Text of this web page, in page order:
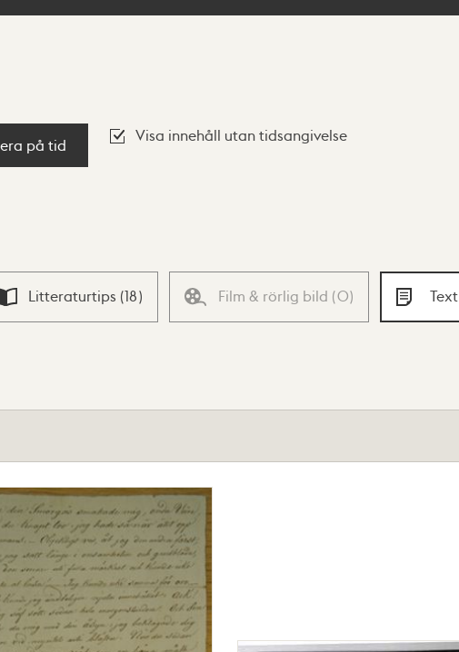
på tid
Visa innehåll utan tidsangivelse
Litteraturtips (18) Film & rörlig bild (0) Text